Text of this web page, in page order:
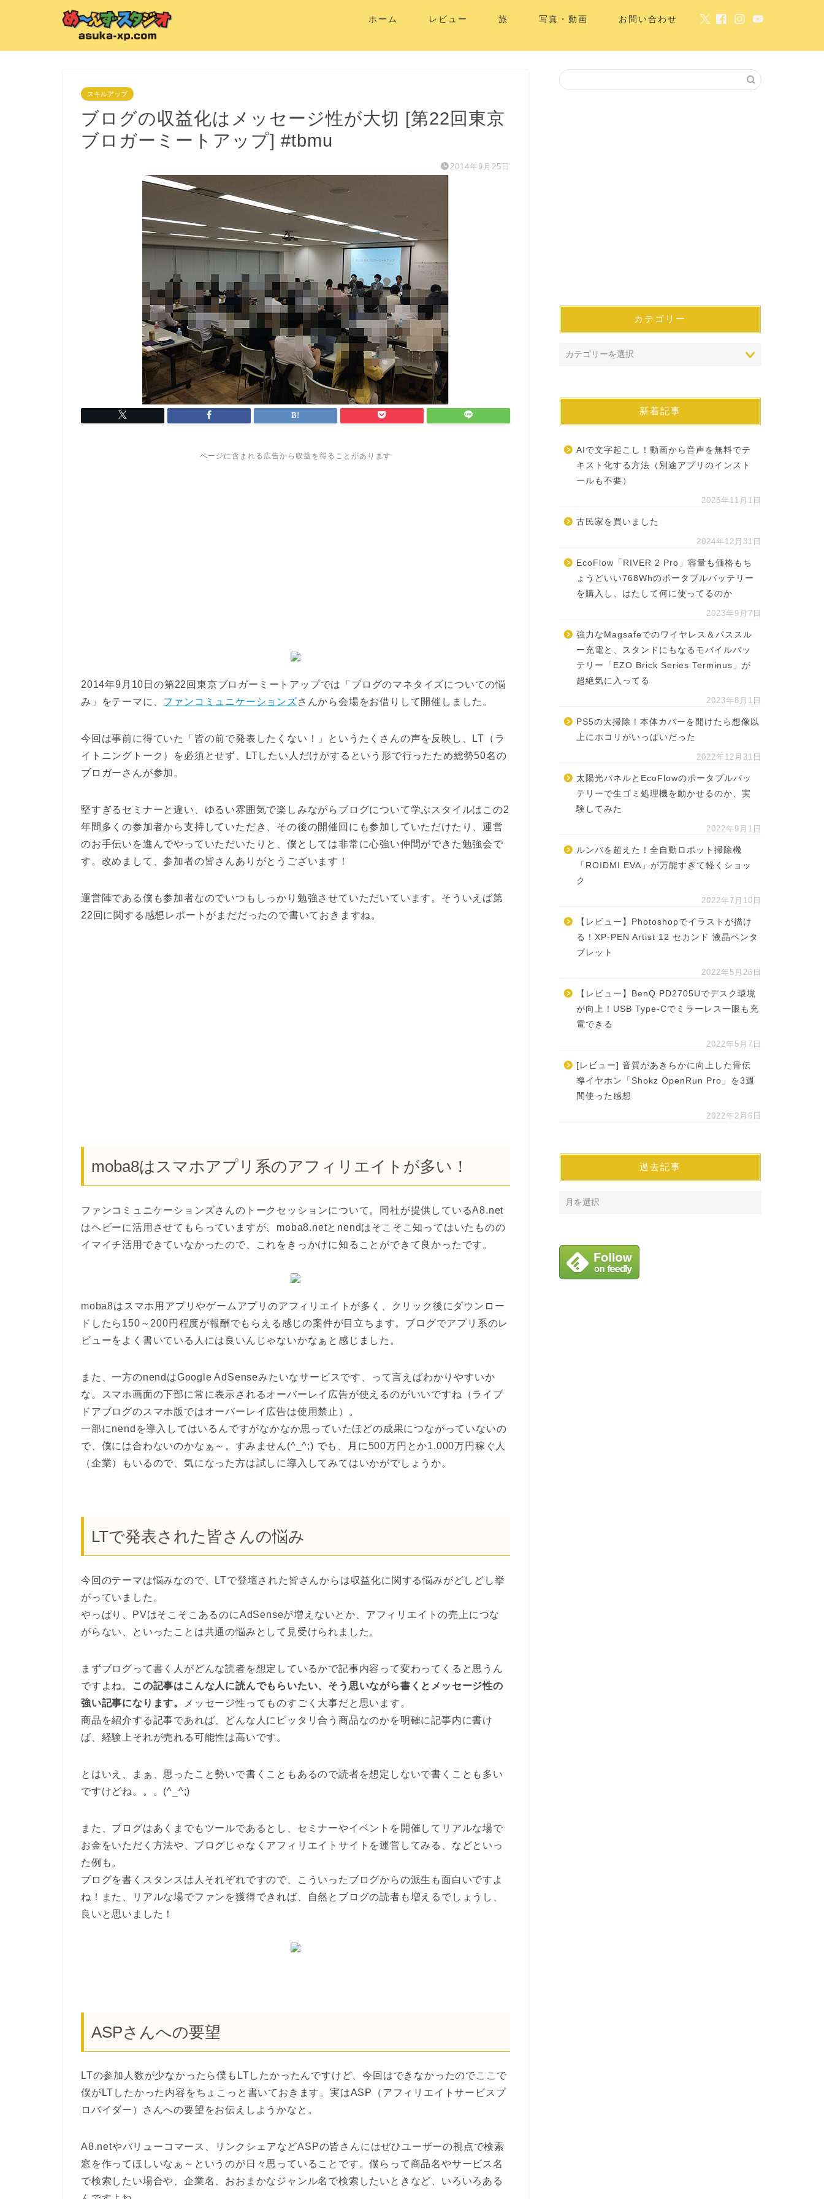
ホーム レビュー 旅 写真・動画 お問い合わせ
スキルアップ
ブログの収益化はメッセージ性が大切 [第22回東京
ブロガーミートアップ] #tbmu
2014年9月25日
ページに含まれる広告から収益を得ることがあります
2014年9月10日の第22回東京ブロガーミートアップでは「ブログのマネタイズについての悩
み」をテーマに、 ファンコミュニケーションズさんから会場をお借りして開催しました。
今回は事前に得ていた「皆の前で発表したくない！」というたくさんの声を反映し、LT（ラ
イトニングトーク）を必須とせず、LTしたい人だけがするという形で行ったため総勢50名の
ブロガーさんが参加。
堅すぎるセミナーと違い、ゆるい雰囲気で楽しみながらブログについて学ぶスタイルはこの2
年間多くの参加者から支持していただき、その後の開催回にも参加していただけたり、運営
のお手伝いを進んでやっていただいたりと、僕としては非常に心強い仲間ができた勉強会で
す。改めまして、参加者の皆さんありがとうございます！
運営陣である僕も参加者なのでいつもしっかり勉強させていただいています。そういえば第
22回に関する感想レポートがまだだったので書いておきますね。
moba8はスマホアプリ系のアフィリエイトが多い！
ファンコミュニケーションズさんのトークセッションについて。同社が提供しているA8.net
はヘビーに活用させてもらっていますが、moba8.netとnendはそこそこ知ってはいたものの
イマイチ活用できていなかったので、これをきっかけに知ることができて良かったです。
moba8はスマホ用アプリやゲームアプリのアフィリエイトが多く、クリック後にダウンロー
ドしたら150～200円程度が報酬でもらえる感じの案件が目立ちます。ブログでアプリ系のレ
ビューをよく書いている人には良いんじゃないかなぁと感じました。
また、一方のnendはGoogle AdSenseみたいなサービスです、って言えばわかりやすいか
な。スマホ画面の下部に常に表示されるオーバーレイ広告が使えるのがいいですね（ライブ
ドアブログのスマホ版ではオーバーレイ広告は使用禁止）。
一部にnendを導入してはいるんですがなかなか思っていたほどの成果につながっていないの
で、僕には合わないのかなぁ～。すみません(^_^;) でも、月に500万円とか1,000万円稼ぐ人
（企業）もいるので、気になった方は試しに導入してみてはいかがでしょうか。
LTで発表された皆さんの悩み
今回のテーマは悩みなので、LTで登壇された皆さんからは収益化に関する悩みがどしどし挙
がっていました。
やっぱり、PVはそこそこあるのにAdSenseが増えないとか、アフィリエイトの売上につな
がらない、といったことは共通の悩みとして見受けられました。
まずブログって書く人がどんな読者を想定しているかで記事内容って変わってくると思うん
ですよね。
この記事はこんな人に読んでもらいたい、そう思いながら書くとメッセージ性の
強い記事になります。
メッセージ性ってものすごく大事だと思います。
商品を紹介する記事であれば、どんな人にピッタリ合う商品なのかを明確に記事内に書け
ば、経験上それが売れる可能性は高いです。
とはいえ、まぁ、思ったこと勢いで書くこともあるので読者を想定しないで書くことも多い
ですけどね。。。(^_^;)
また、ブログはあくまでもツールであるとし、セミナーやイベントを開催してリアルな場で
お金をいただく方法や、ブログじゃなくアフィリエイトサイトを運営してみる、などといっ
た例も。
ブログを書くスタンスは人それぞれですので、こういったブログからの派生も面白いですよ
ね！また、リアルな場でファンを獲得できれば、自然とブログの読者も増えるでしょうし、
良いと思いました！
ASPさんへの要望
LTの参加人数が少なかったら僕もLTしたかったんですけど、今回はできなかったのでここで
僕がLTしたかった内容をちょこっと書いておきます。実はASP（アフィリエイトサービスプ
ロバイダー）さんへの要望をお伝えしようかなと。
A8.netやバリューコマース、リンクシェアなどASPの皆さんにはぜひユーザーの視点で検索
窓を作ってほしいなぁ～というのが日々思っていることです。僕らって商品名やサービス名
で検索したい場合や、企業名、おおまかなジャンル名で検索したいときなど、いろいろある
カテゴリー
新着記事
AIで文字起こし！動画から音声を無料でテ
キスト化する方法（別途アプリのインスト
ールも不要）
2025年11月1日
古民家を買いました
2024年12月31日
EcoFlow「RIVER 2 Pro」容量も価格もち
ょうどいい768Whのポータブルバッテリー
を購入し、はたして何に使ってるのか
2023年9月7日
強力なMagsafeでのワイヤレス＆パススル
ー充電と、スタンドにもなるモバイルバッ
テリー「EZO Brick Series Terminus」が
超絶気に入ってる
2023年8月1日
PS5の大掃除！本体カバーを開けたら想像以
上にホコリがいっぱいだった
2022年12月31日
太陽光パネルとEcoFlowのポータブルバッ
テリーで生ゴミ処理機を動かせるのか、実
験してみた
2022年9月1日
ルンバを超えた！全自動ロボット掃除機
「ROIDMI EVA」が万能すぎて軽くショッ
ク
2022年7月10日
【レビュー】Photoshopでイラストが描け
る！XP-PEN Artist 12 セカンド 液晶ペンタ
ブレット
2022年5月26日
【レビュー】BenQ PD2705Uでデスク環境
が向上！USB Type-Cでミラーレス一眼も充
電できる
2022年5月7日
[レビュー] 音質があきらかに向上した骨伝
導イヤホン「Shokz OpenRun Pro」を3週
間使った感想
2022年2月6日
過去記事